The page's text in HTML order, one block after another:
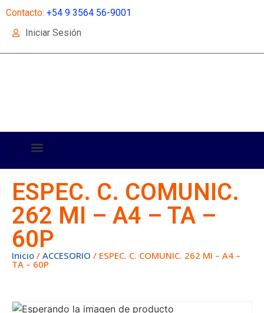
Contacto: +54 9 3564 56-9001
Iniciar Sesión
ESPEC. C. COMUNIC.
262 MI – A4 – TA –
60P
Inicio / ACCESORIO / ESPEC. C. COMUNIC. 262 MI – A4 –
TA – 60P